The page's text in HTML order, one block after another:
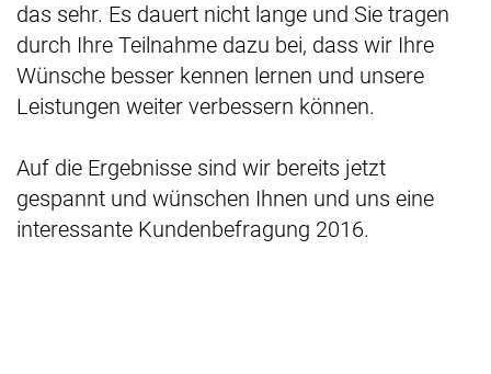
das sehr. Es dauert nicht lange und Sie tragen
durch Ihre Teilnahme dazu bei, dass wir Ihre
Wünsche besser kennen lernen und unsere
Leistungen weiter verbessern können.
Auf die Ergebnisse sind wir bereits jetzt
gespannt und wünschen Ihnen und uns eine
interessante Kundenbefragung 2016.